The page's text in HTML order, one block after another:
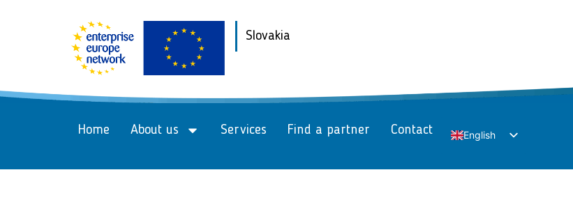
Slovakia
Home About us Services Find a partner Contact
English